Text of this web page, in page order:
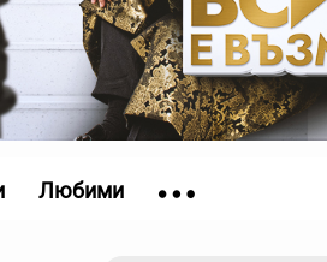
Любими